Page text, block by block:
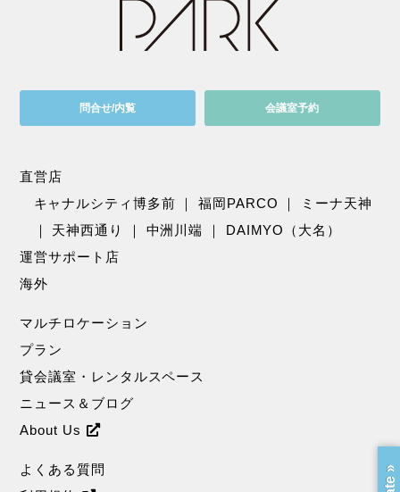
問合せ/内覧 会議室予約
直営店
キャナルシティ博多前 ｜福岡PARCO ｜
ミーナ天神
｜ 天神西通り ｜ 中洲川端 ｜ DAIMYO（大名）
運営サポート店
海外
マルチロケーション
プラン
貸会議室・レンタルスペース
ニュース＆ブログ
About Us
よくある質問